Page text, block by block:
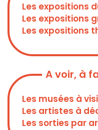
Les expositions
Les expositions
Les expositions
A voir, à
Les musées à
Les artistes à
Les sorties par